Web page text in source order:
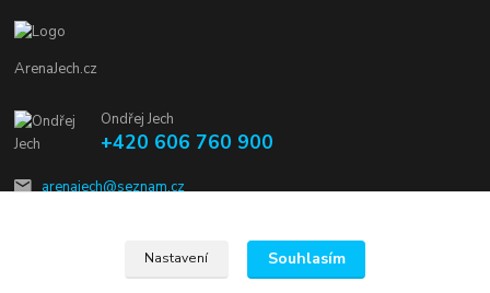
ArenaJech.cz
Ondřej Jech
+420 606 760 900
arenajech@seznam.cz
Nastavení Souhlasím